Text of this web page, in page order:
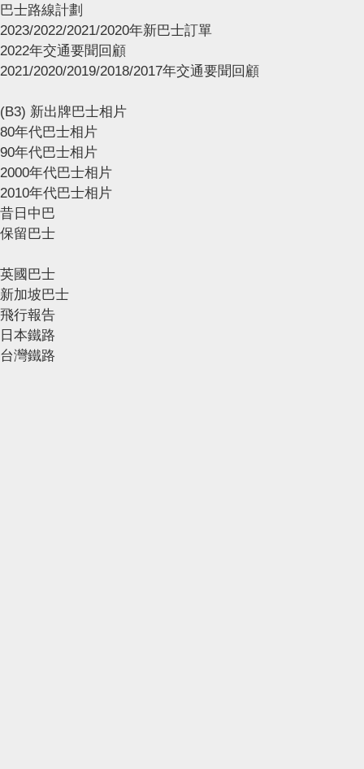
巴士路線計劃
2023/2022/2021/2020年新巴士訂單
2022年交通要聞回顧
2021/2020/2019/2018/2017年交通要聞回顧
(B3) 新出牌巴士相片
80年代巴士相片
90年代巴士相片
2000年代巴士相片
2010年代巴士相片
昔日中巴
保留巴士
英國巴士
新加坡巴士
飛行報告
日本鐵路
台灣鐵路